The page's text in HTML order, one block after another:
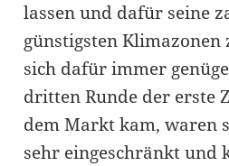
lassen und dafür seine
günstigsten
sich dafür immer
dritten Runde der erste
dem Markt kam, waren
sehr eingeschränkt und